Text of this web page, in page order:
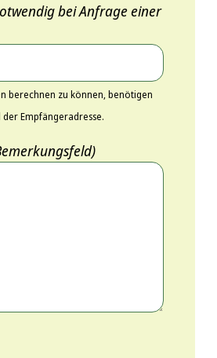
bei Anfrage einer
berechnen zu können, benötigen
Empfängeradresse.